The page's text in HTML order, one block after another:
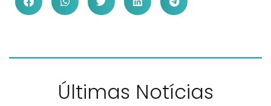
Últimas Notícias